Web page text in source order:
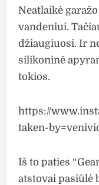
Neatlaikė
vandeniui.
džiaugiuosi. Ir
silikoninė
tokios.
https://
taken-
Iš to paties
atstovai pasiūlė